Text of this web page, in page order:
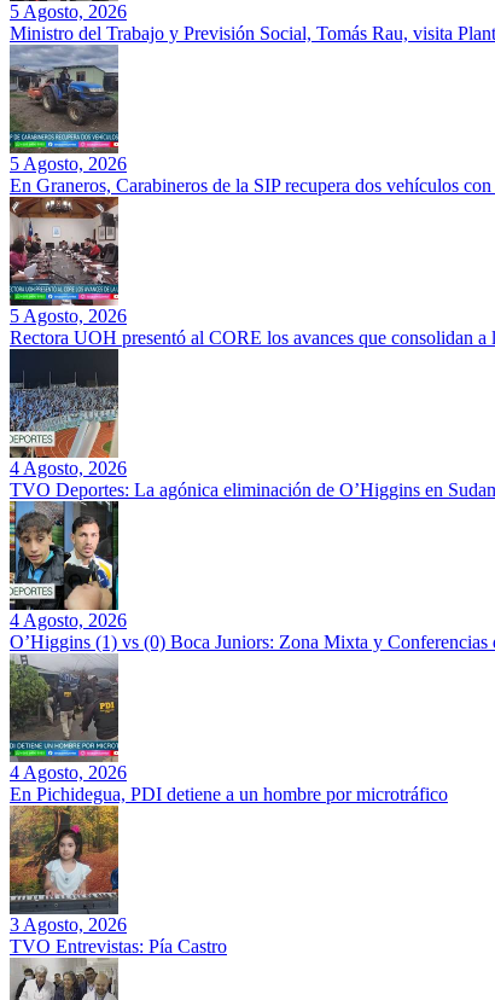
5 Agosto, 2026
Ministro del Trabajo y Previsión Social, Tomás Rau, visita
5 Agosto, 2026
En Graneros, Carabineros de la SIP recupera dos vehículos
5 Agosto, 2026
Rectora UOH presentó al CORE los avances que consolidan a
4 Agosto, 2026
TVO Deportes: La agónica eliminación de O’Higgins en
4 Agosto, 2026
O’Higgins (1) vs (0) Boca Juniors: Zona Mixta y Conferencias
4 Agosto, 2026
En Pichidegua, PDI detiene a un hombre por microtráfico
3 Agosto, 2026
TVO Entrevistas: Pía Castro